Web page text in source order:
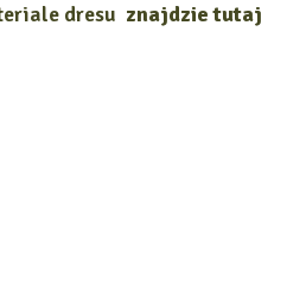
dresu znajdzie tutaj